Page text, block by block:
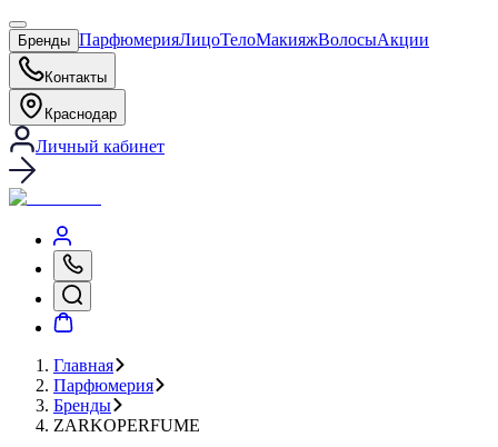
Бренды ПарфюмерияЛицоТелоМакияжВолосыАкции
Контакты
Краснодар
Личный кабинет
Главная
Парфюмерия
Бренды
ZARKOPERFUME